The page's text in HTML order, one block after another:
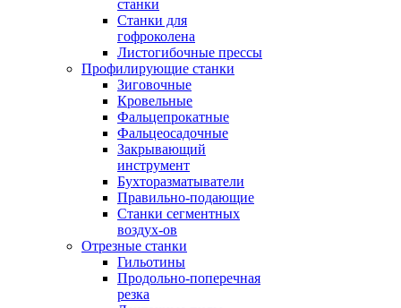
станки
Станки для
гофроколена
Листогибочные прессы
Профилирующие станки
Зиговочные
Кровельные
Фальцепрокатные
Фальцеосадочные
Закрывающий
инструмент
Бухторазматыватели
Правильно-подающие
Станки сегментных
воздух-ов
Отрезные станки
Гильотины
Продольно-поперечная
резка